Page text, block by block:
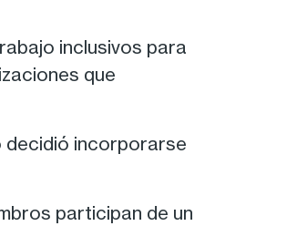
inclusivos para
que
decidió incorporarse
participan de un